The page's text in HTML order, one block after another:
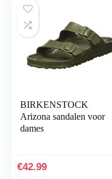
BIRKENSTOCK
Arizona sandalen voor
dames
€42.99